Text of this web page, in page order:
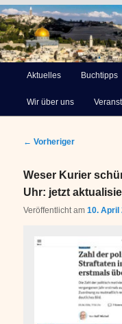
Deutsch-
Zum
primären
Aktuelles Buchtipps
Wir über uns
Beitragsnavigation
← Vorheriger
Weser Kurier
Uhr: jetzt
Veröffentlicht am10. April